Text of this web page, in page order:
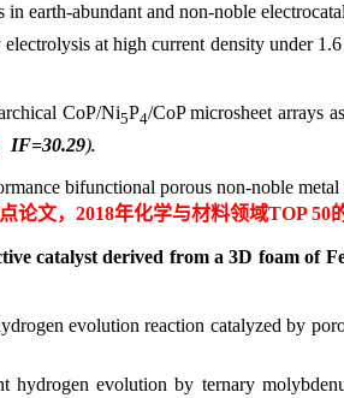
in earth-abundant and non-noble
at high current density under
CoP/Ni5P4/CoP microsheet arrays
IF=30.29).
bifunctional porous non-noble
论文， 2018年化学与材料领域TOP 50
catalyst derived from a 3D foam of
evolution reaction catalyzed by
evolution by ternary